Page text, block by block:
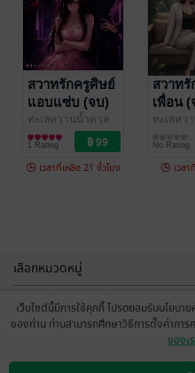
สวาทรักจอมพล
ปืนโต (จบ)
ทะเลหวานน้ำตาล
ครีม
นิยาย Girl
Love/Yuri
No Rating
สวาท
ตำ (จ
ทะเลหว
ครีม
นิยาย
Love/
No Rating
สวาทรักครูศิษย์
แอบแซ่บ (จบ)
ทะเลหวานน้ำตาล
ครีม
นิยาย Girl
Love/Yuri
1 Rating
เวลาที่เหลือ 21 ชั่วโมง
สวาทรั
เพื่อน (
ทะเลหว
Love/Yuri
No Rating
เวล
สวาท
เลือกหมวดหมู่
บริการช่วยเหลือ
เว็บไซต์นี้มีการใช้คุกกี้ โปรดยอมรับนโยบ
ของท่าน ท่านสามารถศึกษาวิธีการตั้งค่ากา
ของเ